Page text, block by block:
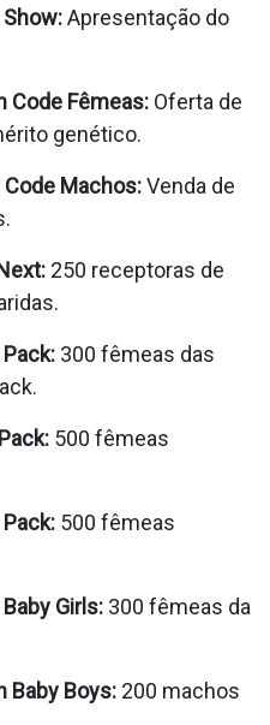
Apresentação do
Code Fêmeas: Oferta de
genético.
Machos:Venda de
250 receptoras de
300 fêmeas das
500 fêmeas
500 fêmeas
Girls: 300 fêmeas da
Baby Boys: 200 machos